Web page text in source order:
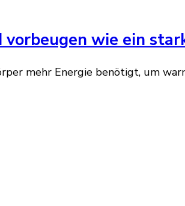
wie ein
mehr Energie benötigt, um